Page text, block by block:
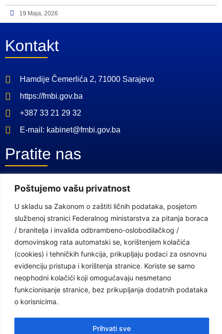
Poštujemo vašu privatnost
U skladu sa Zakonom o zaštiti ličnih podataka, posjetom
službenoj stranici Federalnog ministarstva za pitanja boraca
/ branitelja i invalida odbrambeno-oslobodilačkog /
domovinskog rata automatski se, korištenjem kolačića
(cookies) i tehničkih funkcija, prikupljaju podaci za osnovnu
evidenciju pristupa i korištenja stranice. Koriste se samo
neophodni kolačići koji omogućavaju nesmetano
funkcionisanje stranice, bez prikupljanja dodatnih podataka
o korisnicima.
Prihvati sve
19 Maja, 2026
Kontakt
Hamdije Čemerlića 2, 71000 Sarajevo
https://fmbi.gov.ba
+387 33 21 29 32
E-mail: kabinet@fmbi.gov.ba
Pratite nas
Facebook Stranica
Youtube Kanal
Linkovi
Vlada Federacije Bosne i Hercegovine
Federalno ministarstvo finansija
Federalni zavod za penzijsko i invalidsko osiguranje